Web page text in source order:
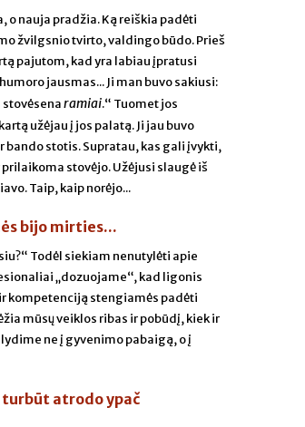
nauja pradžia. Ką reiškia padėti
žvilgsnio tvirto, valdingo būdo. Prieš
pajutom, kad yra labiau įpratusi
jausmas... Ji man buvo sakiusi:
ramiai.“ Tuomet jos
užėjau į jos palatą. Ji jau buvo
bando stotis. Supratau, kas gali įvykti,
stovėjo. Užėjusi slaugė iš
Taip, kaip norėjo...
bijo mirties...
Todėl siekiam nenutylėti apie
„dozuojame“, kad ligonis
kompetenciją stengiamės padėti
mūsų veiklos ribas ir pobūdį, kiek ir
ne į gyvenimo pabaigą, o į
atrodo ypač